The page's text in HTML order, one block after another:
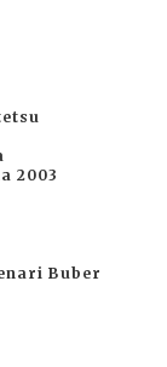
2003
Buber